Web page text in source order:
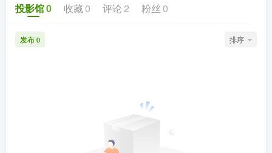
投影馆0 收藏 0 评论 2 粉丝 0
发布 0 排序